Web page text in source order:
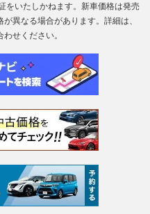
をいたしかねます。新車価格は発売
異なる場合があります。詳細は、
せください。